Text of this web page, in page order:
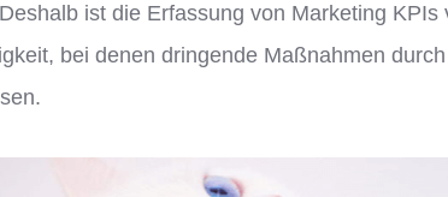
ist die Erfassung von Marketing
bei denen dringende Maßnahmen